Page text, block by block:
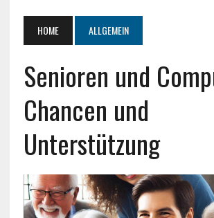
HOME ALLGEMEIN
Senioren und
Chancen und
Unterstützung